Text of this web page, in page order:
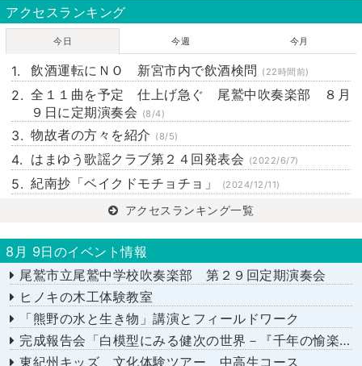
アクセスランキング
今日 今週 今月
飲酒運転にＮＯ 新宮市内で飲酒検問 (22時間前)
全１１曲を予定 仕上げ急ぐ 尾鷲中吹奏楽部 ８月
９日に定期演奏会 (8/4)
物故者の方々を紹介 (8/5)
はまゆう歌謡クラブ第２４回発表会 (2022/6/7)
紀南抄「ベイクドモチョチョ」 (2024/12/11)
アクセスランキング一覧
8月 9日のイベント情報
尾鷲市立尾鷲中学校吹奏楽部 第２９回定期演奏会
ヒノキの木工体験教室
「熊野の水と生き物」講演とフィールドワーク
完成報告会「白模型にみる健次の世界－『千年の愉楽』『奇蹟』より－」
東紀州キッズ 文化体験ツアー 中高生コース